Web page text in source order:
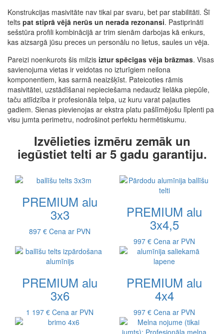
Konstrukcijas masivitāte nav tikai par svaru, bet par stabilitāti. Šī
telts pat stiprā vējā nerūs un nerada rezonansi. Pastiprināti
sešstūra profili kombinācijā ar trim sienām darbojas kā enkurs,
kas aizsargā jūsu preces un personālu no lietus, saules un vēja.
Pareizi noenkurots šis milzis iztur spēcīgas vēja brāzmas. Visas
savienojuma vietas ir veidotas no izturīgiem neilona
komponentiem, kas sarmā neaizšķīst. Pateicoties rāmis
masivitātei, uzstādīšanai nepieciešama nedaudz lielāka piepūle,
taču atlīdzība ir profesionāla telpa, uz kuru varat paļauties
gadiem. Sienas pievienojas ar ekstra platu pašlīmējošu līplenti pa
visu jumta perimetru, nodrošinot perfektu hermētiskumu.
Izvēlieties izmēru zemāk un
iegūstiet telti ar 5 gadu garantiju.
PREMIUM alu
3x3
897 € Cena ar PVN
PREMIUM alu
3x4,5
997 € Cena ar PVN
PREMIUM alu
3x6
1 197 € Cena ar PVN
PREMIUM alu
4x4
997 € Cena ar PVN